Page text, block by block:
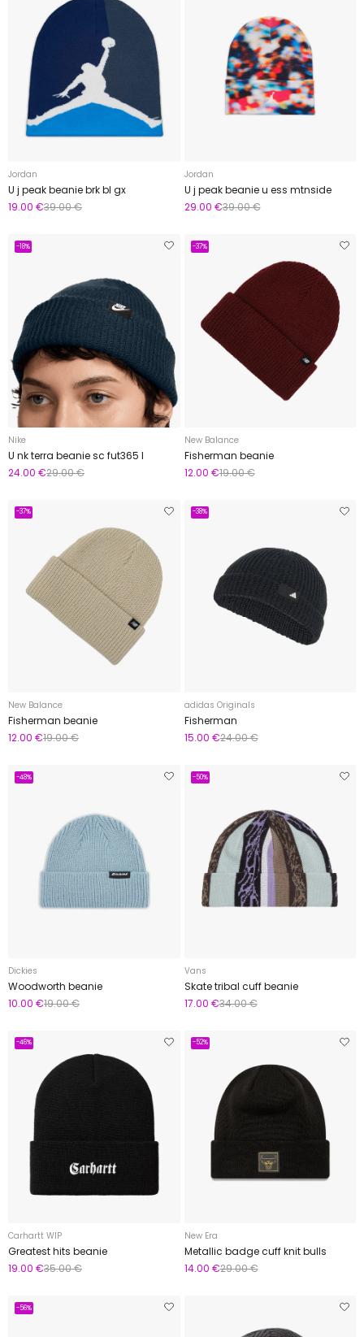
Jordan
U j peak beanie brk bl gx
19.00 €39.00 €
Jordan
U j peak beanie u ess mtnside
29.00 €39.00 €
-18%
Nike
U nk terra beanie sc fut365 l
24.00 €29.00 €
-37%
New Balance
Fisherman beanie
12.00 €19.00 €
-37%
New Balance
Fisherman beanie
12.00 €19.00 €
-38%
adidas Originals
Fisherman
15.00 €24.00 €
-48%
Dickies
Woodworth beanie
10.00 €19.00 €
-50%
Vans
Skate tribal cuff beanie
17.00 €34.00 €
-46%
Carhartt WIP
Greatest hits beanie
19.00 €35.00 €
-52%
New Era
Metallic badge cuff knit bulls
14.00 €29.00 €
-56%